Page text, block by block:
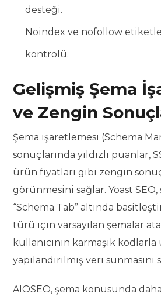
desteği.
Noindex ve nofollow
kontrolü.
Gelişmiş Şema
ve Zengin
Şema işaretlemesi (Schema
sonuçlarında yıldızlı puanlar,
ürün fiyatları gibi zengin
görünmesini sağlar. Yoast
“Schema Tab” altında
türü için varsayılan şemalar
kullanıcının karmaşık
yapılandırılmış veri sunmasını
AIOSEO, şema konusunda